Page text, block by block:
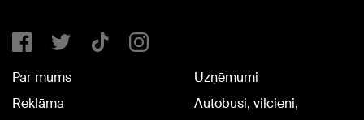
Par mums
Reklāma
Uzņēmumi
Autobusi, vilcieni,